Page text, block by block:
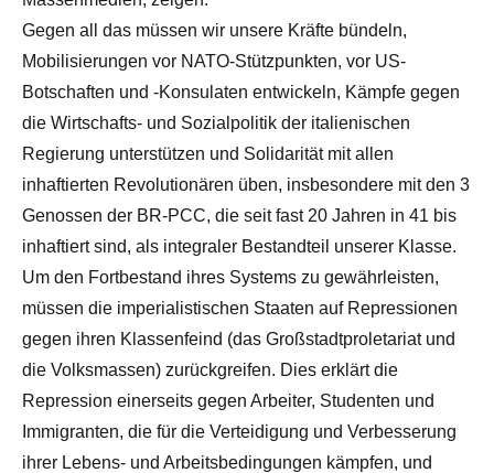
Gegen all das müssen wir unsere Kräfte bündeln,
Mobilisierungen vor NATO-Stützpunkten, vor US-
Botschaften und -Konsulaten entwickeln, Kämpfe gegen
die Wirtschafts- und Sozialpolitik der italienischen
Regierung unterstützen und Solidarität mit allen
inhaftierten Revolutionären üben, insbesondere mit den 3
Genossen der BR-PCC, die seit fast 20 Jahren in 41 bis
inhaftiert sind, als integraler Bestandteil unserer Klasse.
Um den Fortbestand ihres Systems zu gewährleisten,
müssen die imperialistischen Staaten auf Repressionen
gegen ihren Klassenfeind (das Großstadtproletariat und
die Volksmassen) zurückgreifen. Dies erklärt die
Repression einerseits gegen Arbeiter, Studenten und
Immigranten, die für die Verteidigung und Verbesserung
ihrer Lebens- und Arbeitsbedingungen kämpfen, und